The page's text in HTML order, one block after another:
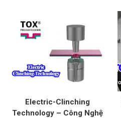
Electric-Clinching
Technology – Công Nghệ